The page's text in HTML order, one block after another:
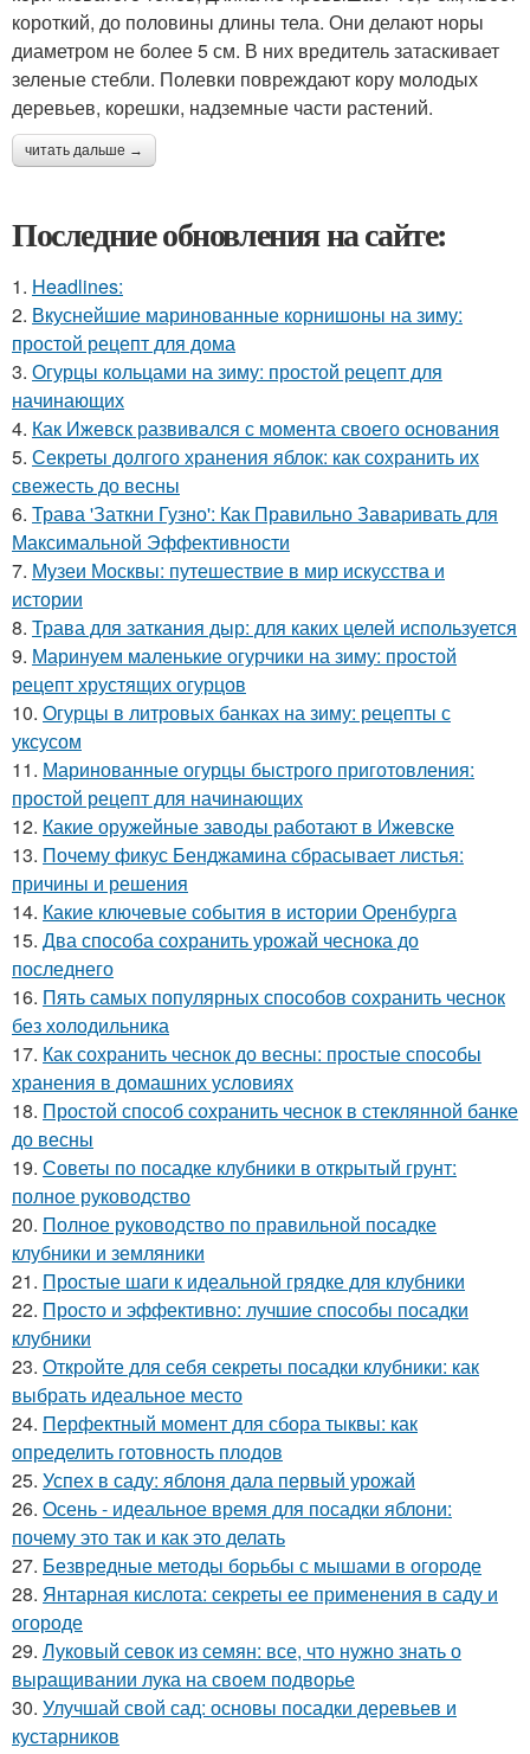
короткий, до половины длины тела. Они делают норы
диаметром не более 5 см. В них вредитель затаскивает
зеленые стебли. Полевки повреждают кору молодых
деревьев, корешки, надземные части растений.
читать дальше →
Последние обновления на сайте:
1. Headlines:
2. Вкуснейшие маринованные корнишоны на зиму:
простой рецепт для дома
3. Огурцы кольцами на зиму: простой рецепт для
начинающих
4. Как Ижевск развивался с момента своего основания
5. Секреты долгого хранения яблок: как сохранить их
свежесть до весны
6. Трава 'Заткни Гузно': Как Правильно Заваривать для
Максимальной Эффективности
7. Музеи Москвы: путешествие в мир искусства и
истории
8. Трава для заткания дыр: для каких целей используется
9. Маринуем маленькие огурчики на зиму: простой
рецепт хрустящих огурцов
10. Огурцы в литровых банках на зиму: рецепты с
уксусом
11. Маринованные огурцы быстрого приготовления:
простой рецепт для начинающих
12. Какие оружейные заводы работают в Ижевске
13. Почему фикус Бенджамина сбрасывает листья:
причины и решения
14. Какие ключевые события в истории Оренбурга
15. Два способа сохранить урожай чеснока до
последнего
16. Пять самых популярных способов сохранить чеснок
без холодильника
17. Как сохранить чеснок до весны: простые способы
хранения в домашних условиях
18. Простой способ сохранить чеснок в стеклянной банке
до весны
19. Советы по посадке клубники в открытый грунт:
полное руководство
20. Полное руководство по правильной посадке
клубники и земляники
21. Простые шаги к идеальной грядке для клубники
22. Просто и эффективно: лучшие способы посадки
клубники
23. Откройте для себя секреты посадки клубники: как
выбрать идеальное место
24. Перфектный момент для сбора тыквы: как
определить готовность плодов
25. Успех в саду: яблоня дала первый урожай
26. Осень - идеальное время для посадки яблони:
почему это так и как это делать
27. Безвредные методы борьбы с мышами в огороде
28. Янтарная кислота: секреты ее применения в саду и
огороде
29. Луковый севок из семян: все, что нужно знать о
выращивании лука на своем подворье
30. Улучшай свой сад: основы посадки деревьев и
кустарников